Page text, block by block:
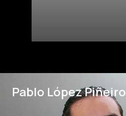
Pablo López Piñeiro